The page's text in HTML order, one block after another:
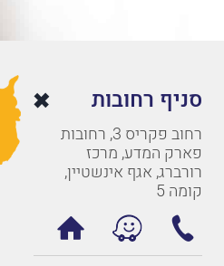
סניף רחובות
רחוב פקריס 3, רחובות
פארק המדע, מרכז
רורברג, אגף אינשטיין,
קומה 5